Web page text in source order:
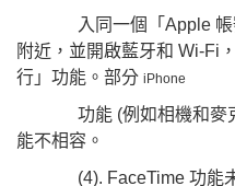
入同一個「Apple 帳號
附近，並開啟藍牙和 Wi-Fi
行」功能。部分 iPhone
功能 (例如相機和麥克
能不相容。
(4). FaceTime 功能未